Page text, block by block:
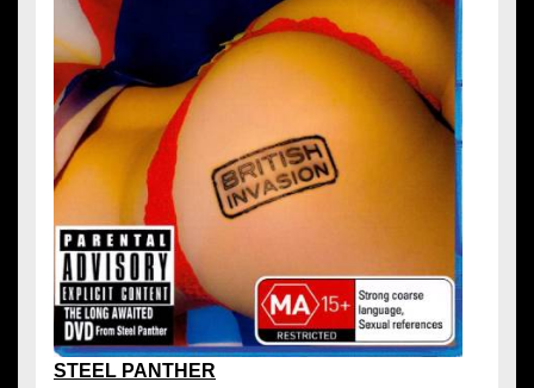
STEEL PANTHER